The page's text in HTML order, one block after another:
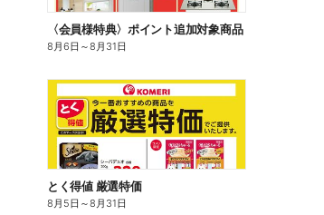
〈会員様特典〉ポイント追加対象商品
8月6日 ～8月31日
とく得値 厳選特価
8月5日 ～8月31日